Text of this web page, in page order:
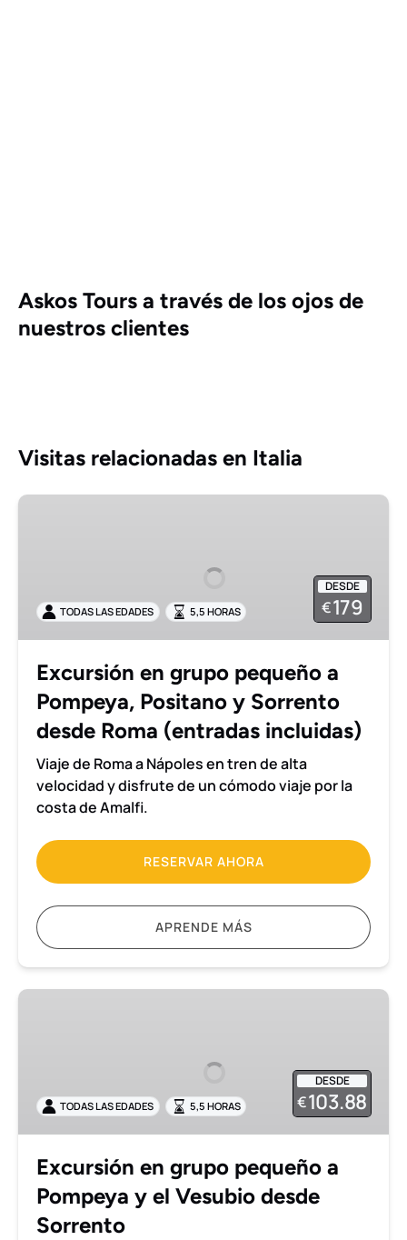
Askos Tours a través de los ojos de
nuestros clientes
Visitas relacionadas en Italia
Excursión
Pompeya,
Positano
Sorrento
desde
Roma
(entradas
incluidas)
DESDE
€179
TODAS LAS EDADES 5,5 HORAS
Excursión en grupo pequeño a
Pompeya, Positano y Sorrento
desde Roma (entradas incluidas)
Viaje de Roma a Nápoles en tren de alta
velocidad y disfrute de un cómodo viaje por la
costa de Amalfi.
RESERVAR AHORA
APRENDE MÁS
Excursión
Pompeya
y
Vesubio
desde
Sorrento
DESDE
€103.88
TODAS LAS EDADES 5,5 HORAS
Excursión en grupo pequeño a
Pompeya y el Vesubio desde
Sorrento